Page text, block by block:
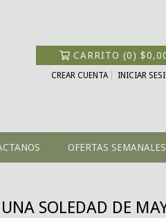
CARRITO (0)
CREAR CUENTA INICIAR
OFERTAS SEMANALES
SOLEDAD DE